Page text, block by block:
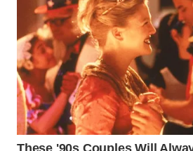
WN
SUBANG
WN
SUKABUMI
WN
PURWAKARTA